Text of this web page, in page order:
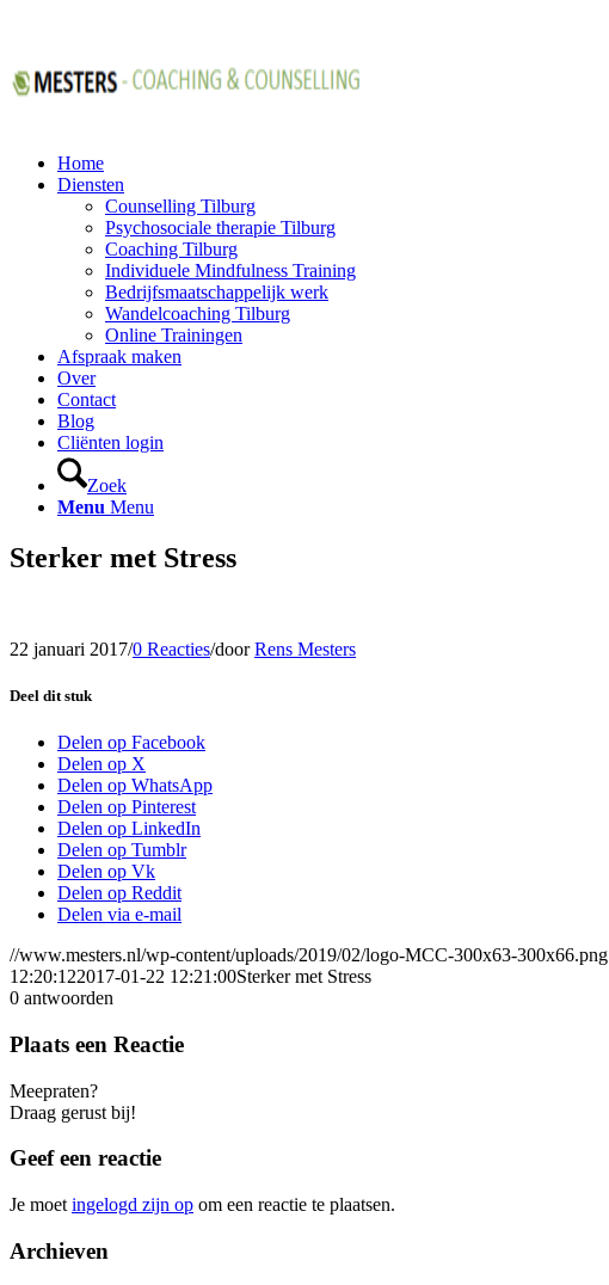
Home
Diensten
Counselling Tilburg
Psychosociale therapie Tilburg
Coaching Tilburg
Individuele Mindfulness Training
Bedrijfsmaatschappelijk werk
Wandelcoaching Tilburg
Online Trainingen
Afspraak maken
Over
Contact
Blog
Cliënten login
Zoek
Menu Menu
Sterker met Stress
22 januari 2017/0 Reacties/doorRens Mesters
Deel dit stuk
Delen op Facebook
Delen op X
Delen op WhatsApp
Delen op Pinterest
Delen op LinkedIn
Delen op Tumblr
Delen op Vk
Delen op Reddit
Delen via e-mail
//www.mesters.nl/wp-content/uploads/2019/02/logo-MCC-300x63-300x66.png
12:20:122017-01-22 12:21:00Sterker met Stress
0 antwoorden
Plaats een Reactie
Meepraten?
Draag gerust bij!
Geef een reactie
Je moet ingelogd zijn op om een reactie te plaatsen.
Archieven